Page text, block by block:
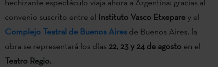
convenio suscrito entre el Instituto Vasco Etxepare y el
Complejo Teatral de Buenos Aires de Buenos Aires, la
obra se representará los días22, 23 y 24 de agosto en el
Teatro Regio.